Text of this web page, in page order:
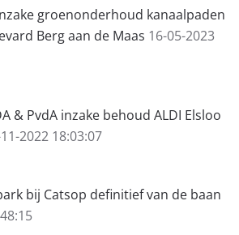
groenonderhoud kanaalpaden
Berg aan de Maas 16-05-2023
& PvdA inzake behoud ALDI Elsloo
2022 18:03:07
bij Catsop definitief van de baan